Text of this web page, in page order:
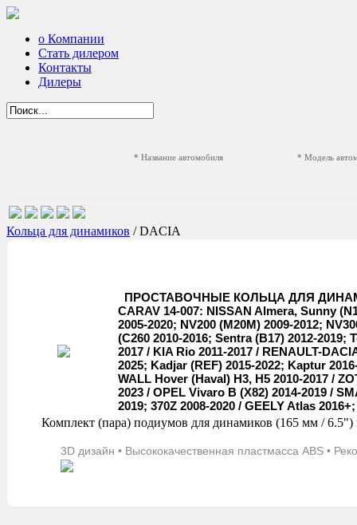
о Компании
Стать дилером
Контакты
Дилеры
* Название автомобиля * Модель
Кольца для динамиков / DACIA
ПРОСТАВОЧНЫЕ КОЛЬЦА ДЛЯ
CARAV 14-007: NISSAN Almera, Sunny
2005-2020; NV200 (M20M) 2009-2012;
(C260 2010-2016; Sentra (B17) 2012-2019;
2017 / KIA Rio 2011-2017 / RENAULT-
2025; Kadjar (REF) 2015-2022; Kaptur
WALL Hover (Haval) H3, H5 2010-2017 /
2023 / OPEL Vivaro B (X82) 2014-2019 /
2019; 370Z 2008-2020 / GEELY Atlas
Комплект (пара) подиумов для динамиков (165 мм /
3D дизайн • Высококачественная пластмасса ABS •